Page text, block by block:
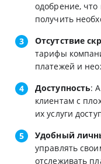
одобрение, что
получить
Отсутствие
тарифы
платежей и
Доступность:
клиентам с
их услуги
Удобный
управлять
отслеживать